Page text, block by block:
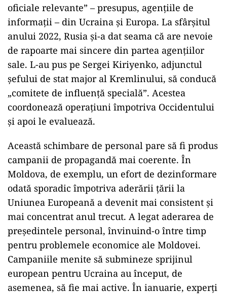
oficiale relevante” – presupus, agențiile de
informații – din Ucraina și Europa. La sfârșitul
anului 2022, Rusia și-a dat seama că are nevoie
de rapoarte mai sincere din partea agențiilor
sale. L-au pus pe Sergei Kiriyenko, adjunctul
șefului de stat major al Kremlinului, să conducă
„comitete de influență specială”. Acestea
coordonează operațiuni împotriva Occidentului
și apoi le evaluează.
Această schimbare de personal pare să fi produs
campanii de propagandă mai coerente. În
Moldova, de exemplu, un efort de dezinformare
odată sporadic împotriva aderării țării la
Uniunea Europeană a devenit mai consistent și
mai concentrat anul trecut. A legat aderarea de
președintele personal, învinuind-o între timp
pentru problemele economice ale Moldovei.
Campaniile menite să submineze sprijinul
european pentru Ucraina au început, de
asemenea, să fie mai active. În ianuarie, experți